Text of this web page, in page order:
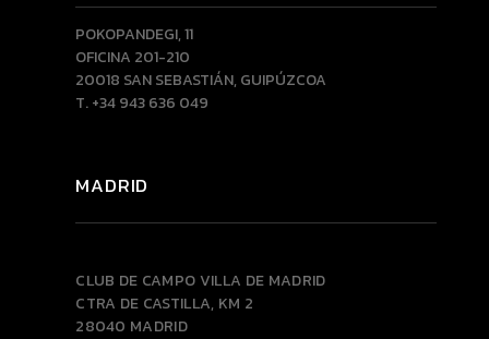
POKOPANDEGI, 11
OFICINA 201-210
20018 SAN SEBASTIÁN, GUIPÚZCOA
T. +34 943 636 049
MADRID
CLUB DE CAMPO VILLA DE MADRID
CTRA DE CASTILLA, KM 2
28040 MADRID